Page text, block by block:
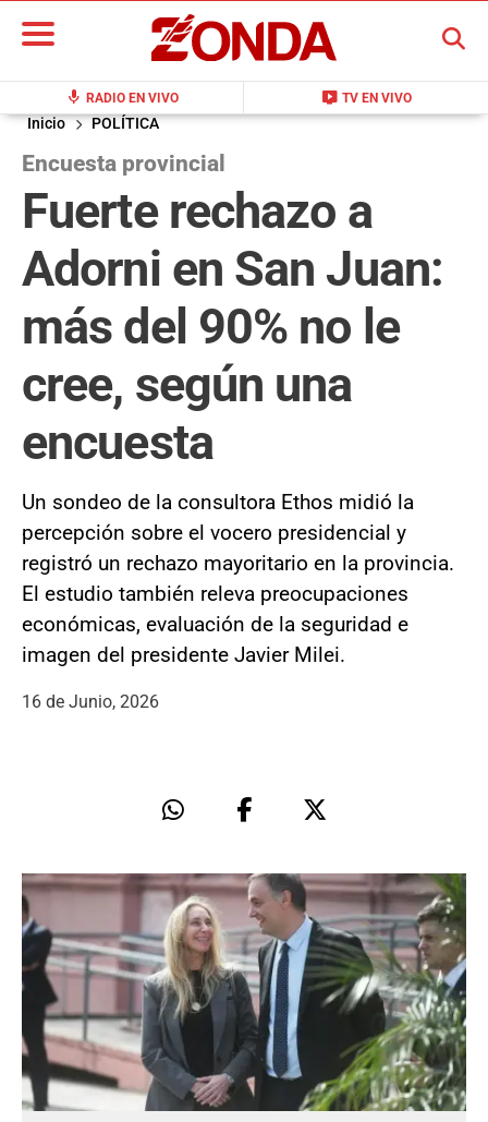
mic RADIO EN VIVO live_tv TV EN VIVO
BUSCAR
Inicio POLÍTICA
Encuesta provincial
Fuerte rechazo a
Adorni en San Juan:
más del 90% no le
cree, según una
encuesta
Un sondeo de la consultora Ethos midió la
percepción sobre el vocero presidencial y
registró un rechazo mayoritario en la provincia.
El estudio también releva preocupaciones
económicas, evaluación de la seguridad e
imagen del presidente Javier Milei.
16 de Junio, 2026